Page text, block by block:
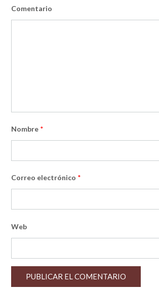
Comentario
Nombre *
Correo electrónico *
Web